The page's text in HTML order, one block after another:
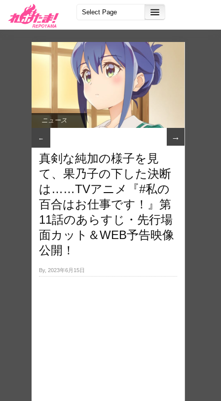
ニュース
← →
真剣な純加の様子を見
て、果乃子の下した決断
は……TVアニメ『#私の
百合はお仕事です！』第
11話のあらすじ・先行場
面カット＆WEB予告映像
公開！
By, 2023年6月15日